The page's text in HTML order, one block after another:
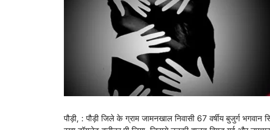
पौड़ी, : पौड़ी जिले के ग्राम जामनखाल निवासी 67 वर्षीय बुजुर्ग